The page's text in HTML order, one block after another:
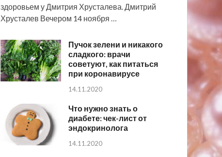
здоровьем у Дмитрия Хрусталева. Дмитрий
Хрусталев Вечером 14 ноября …
Пучок зелени и никакого
сладкого: врачи
советуют, как питаться
при коронавирусе
14.11.2020
Что нужно знать о
диабете: чек-лист от
эндокринолога
14.11.2020